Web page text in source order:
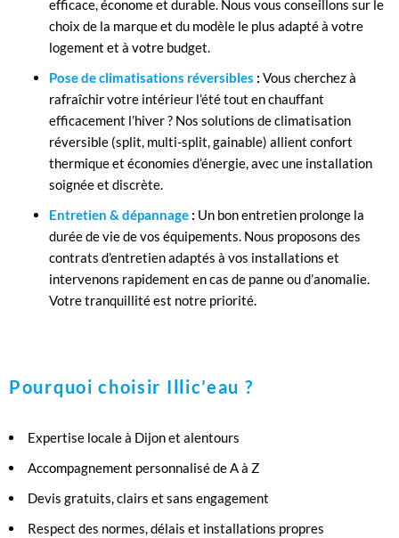
efficace, économe et durable. Nous vous conseillons sur le
choix de la marque et du modèle le plus adapté à votre
logement et à votre budget.
Pose de climatisations réversibles : Vous cherchez à
rafraîchir votre intérieur l’été tout en chauffant
efficacement l’hiver ? Nos solutions de climatisation
réversible (split, multi-split, gainable) allient confort
thermique et économies d’énergie, avec une installation
soignée et discrète.
Entretien & dépannage : Un bon entretien prolonge la
durée de vie de vos équipements. Nous proposons des
contrats d’entretien adaptés à vos installations et
intervenons rapidement en cas de panne ou d’anomalie.
Votre tranquillité est notre priorité.
Pourquoi choisir Illic’eau ?
Expertise locale à Dijon et alentours
Accompagnement personnalisé de A à Z
Devis gratuits, clairs et sans engagement
Respect des normes, délais et installations propres